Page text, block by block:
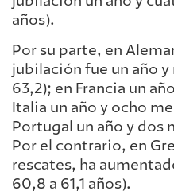
años).
Por su parte, en
jubilación fue un año
63,2); en Francia un
Italia un año y ocho
Portugal un año y dos
Por el contrario, en
rescates, ha
60,8 a 61,1 años).